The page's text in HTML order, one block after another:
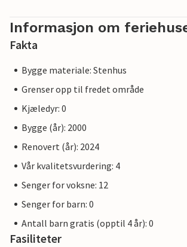
Informasjon om
Fakta
Bygge materiale: Stenhus
Grenser opp til fredet område
Kjæledyr: 0
Bygge (år): 2000
Renovert (år): 2024
Vår kvalitetsvurdering: 4
Senger for voksne: 12
Senger for barn: 0
Antall barn gratis (opptil 4 år): 0
Fasiliteter